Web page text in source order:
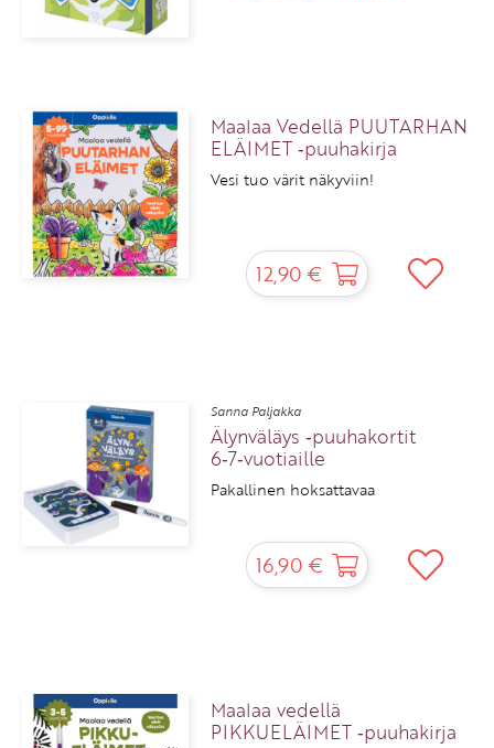
Maalaa Vedellä PUUTARHAN
ELÄIMET ‑puuhakirja
Vesi tuo värit näkyviin!
12,90 €
Sanna Paljakka
Älynväläys ‑puuhakortit
6‑7‑vuotiaille
Pakallinen hoksattavaa
16,90 €
Maalaa vedellä
PIKKUELÄIMET ‑puuhakirja